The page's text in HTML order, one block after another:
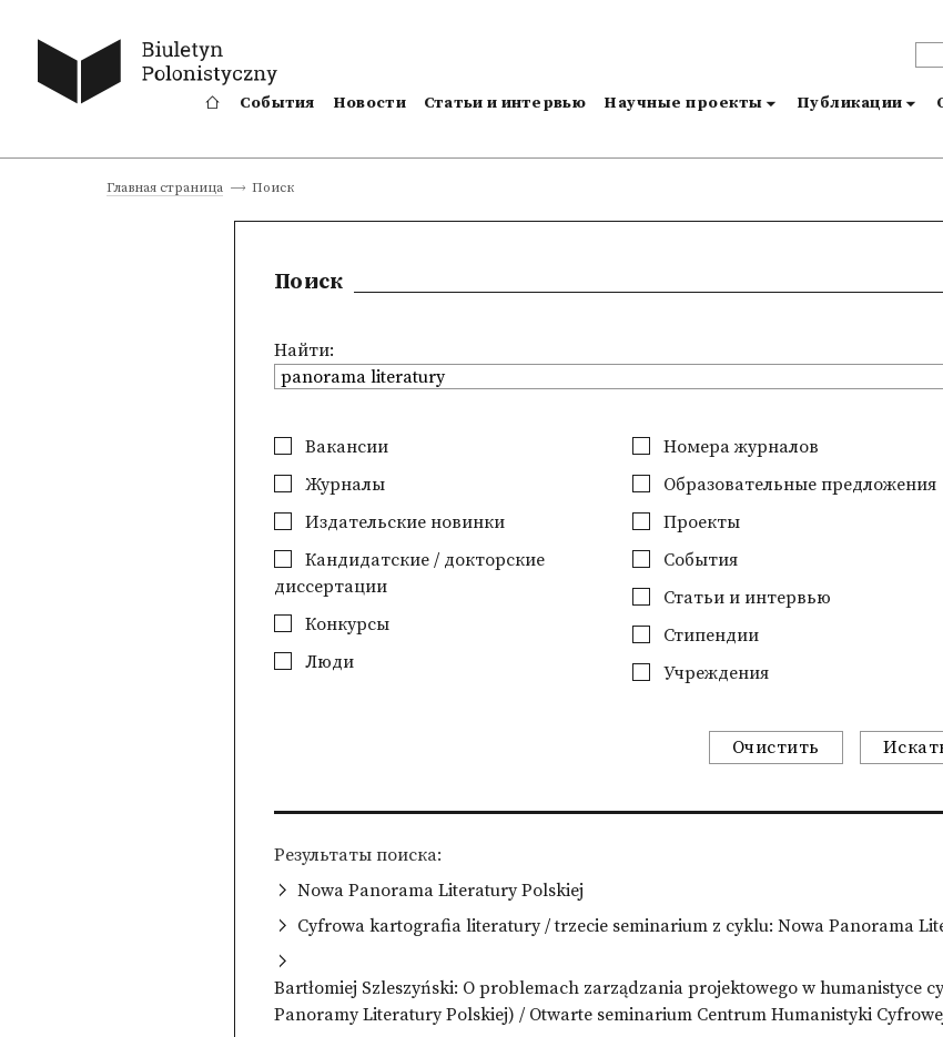
События Новости Статьи и интервью Научные проекты Публикации
Главная страница Поиск
Поиск
Найти:
Вакансии
Журналы
Издательские новинки
Кандидатские / докторские
диссертации
Конкурсы
Люди
Номера журналов
Образовательные предложения
Проекты
События
Статьи и интервью
Стипендии
Учреждения
Очистить
Pезультаты поиска
Nowa Panorama Literatury Polskiej
Cyfrowa kartografia literatury / trzecie seminarium z cyklu: Nowa Panorama
Bartłomiej Szleszyński: O problemach zarządzania projektowego w humanistyce
Panoramy Literatury Polskiej) / Otwarte seminarium Centrum Humanistyki